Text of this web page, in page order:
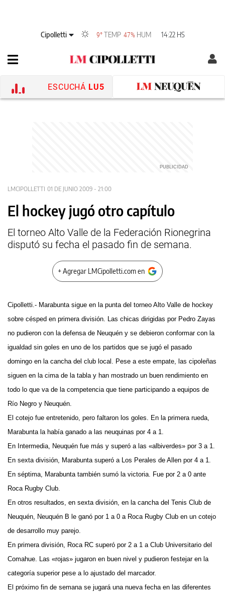
Cipolletti 9° TEMP 47% HUM 14:22 HS
ESCUCHÁ LU5
LMCIPOLLETTI 01 DE JUNIO 2009 - 21:00
El hockey jugó otro capítulo
El torneo Alto Valle de la Federación Rionegrina
disputó su fecha el pasado fin de semana.
+ Agregar LMCipolletti.com en
Cipolletti.- Marabunta sigue en la punta del torneo Alto Valle de hockey
sobre césped en primera división. Las chicas dirigidas por Pedro Zayas
no pudieron con la defensa de Neuquén y se debieron conformar con la
igualdad sin goles en uno de los partidos que se jugó el pasado
domingo en la cancha del club local. Pese a este empate, las cipoleñas
siguen en la cima de la tabla y han mostrado un buen rendimiento en
todo lo que va de la competencia que tiene participando a equipos de
Río Negro y Neuquén.
El cotejo fue entretenido, pero faltaron los goles. En la primera rueda,
Marabunta la había ganado a las neuquinas por 4 a 1.
En Intermedia, Neuquén fue más y superó a las «albiverdes» por 3 a 1.
En sexta división, Marabunta superó a Los Perales de Allen por 4 a 1.
En séptima, Marabunta también sumó la victoria. Fue por 2 a 0 ante
Roca Rugby Club.
En otros resultados, en sexta división, en la cancha del Tenis Club de
Neuquén, Neuquén B le ganó por 1 a 0 a Roca Rugby Club en un cotejo
de desarrollo muy parejo.
En primera división, Roca RC superó por 2 a 1 a Club Universitario del
Comahue. Las «rojas» jugaron en buen nivel y pudieron festejar en la
categoría superior pese a lo ajustado del marcador.
El próximo fin de semana se jugará una nueva fecha en las diferentes